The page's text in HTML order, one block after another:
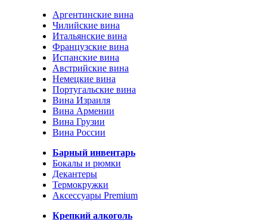
Аргентинские вина
Чилийские вина
Итальянские вина
Французские вина
Испанские вина
Австрийские вина
Немецкие вина
Португальские вина
Вина Израиля
Вина Армении
Вина Грузии
Вина России
Барный инвентарь
Бокалы и рюмки
Декантеры
Термокружки
Аксессуары Premium
Крепкий алкоголь